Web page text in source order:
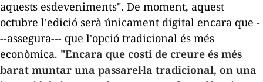
aquests esdeveniments". De moment, aquest
octubre l'edició serà únicament digital encara que -
--assegura--- que l'opció tradicional és més
econòmica. "Encara que costi de creure és més
barat muntar una passarel·la tradicional, on una